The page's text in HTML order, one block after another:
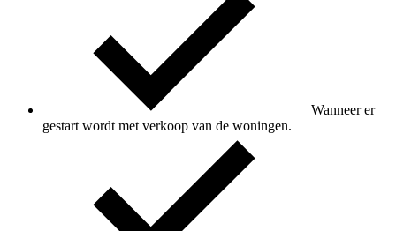
Wanneer er
gestart wordt met verkoop van de woningen.